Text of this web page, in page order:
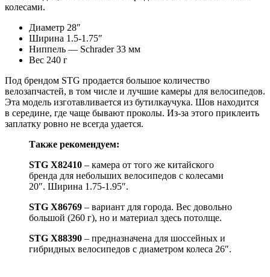
колесами.
Диаметр 28″
Ширина 1.5-1.75″
Ниппель — Schrader 33 мм
Вес 240 г
Под брендом STG продается большое количество
велозапчастей, в том числе и лучшие камеры для велосипедов.
Эта модель изготавливается из бутилкаучука. Шов находится
в середине, где чаще бывают проколы. Из-за этого приклеить
заплатку ровно не всегда удается.
Также рекомендуем:
STG Х82410 – камера от того же китайского
бренда для небольших велосипедов с колесами
20″. Ширина 1.75-1.95″.
STG Х86769 – вариант для города. Вес довольно
большой (260 г), но и материал здесь потолще.
STG Х88390 – предназначена для шоссейных и
гибридных велосипедов с диаметром колеса 26″.